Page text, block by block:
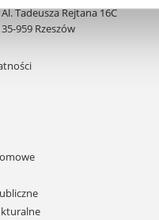
Al. Tadeusza Rejtana 16C
35-959 Rzeszów